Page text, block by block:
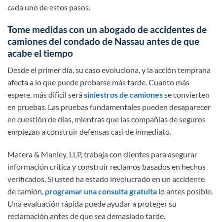
cada uno de estos pasos.
Tome medidas con un abogado de accidentes de
camiones del condado de Nassau antes de que
acabe el tiempo
Desde el primer día, su caso evoluciona, y la acción temprana
afecta a lo que puede probarse más tarde. Cuanto más
espere, más difícil serásiniestros de camionesse convierten
en pruebas. Las pruebas fundamentales pueden desaparecer
en cuestión de días, mientras que las compañías de seguros
empiezan a construir defensas casi de inmediato.
Matera & Manley, LLP, trabaja con clientes para asegurar
información crítica y construir reclamos basados en hechos
verificados. Si usted ha estado involucrado en un accidente
de camión, programar una consulta gratuita lo antes posible.
Una evaluación rápida puede ayudar a proteger su
reclamación antes de que sea demasiado tarde.